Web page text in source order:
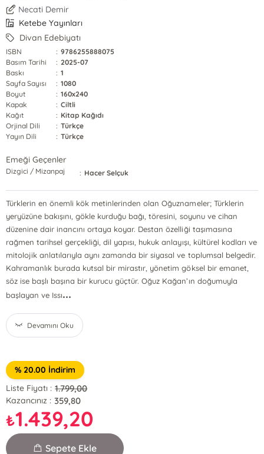
Necati Demir
Ketebe Yayınları
Divan Edebiyatı
ISBN : 9786255888075
Basım Tarihi
: 2025-07
Baskı
: 1
Sayfa Sayısı
: 1080
Boyut
: 160x240
Kapak
: Ciltli
Kağıt
: Kitap Kağıdı
Orjinal Dili
: Türkçe
Yayın Dili
: Türkçe
Emeği Geçenler
Dizgici / Mizanpaj : Hacer Selçuk
Türklerin en önemli kök metinlerinden olan Oğuznameler; Türklerin
yeryüzüne bakışını, gökle kurduğu bağı, töresini, soyunu ve cihan
düzenine dair inancını ortaya koyar. Destan özelliği taşımasına
rağmen tarihsel gerçekliği, dil yapısı, hukuk anlayışı, kültürel kodları ve
mitolojik anlatılarıyla aynı zamanda bir siyasal ve toplumsal belgedir.
Kahramanlık burada kutsal bir mirastır, yönetim göksel bir emanet,
söz ise başlı başına bir kurucu güçtür. Oğuz Kağan’ın doğumuyla
başlayan ve Issı...
Devamını Oku
% 20.00 İndirim
Liste Fiyatı : 1.799,00
Kazancınız : 359,80
₺1.439,20
Sepete Ekle